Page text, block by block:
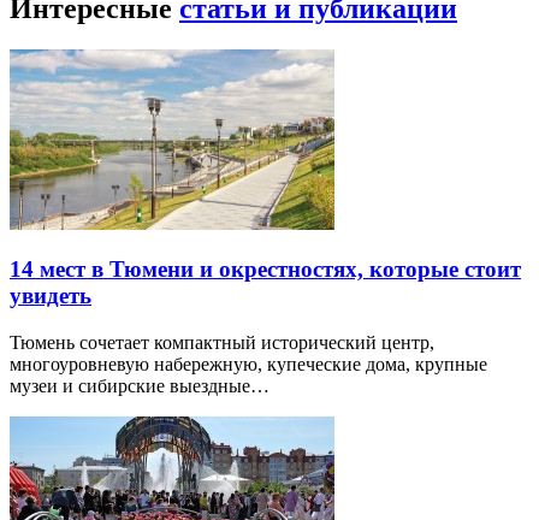
Интересные статьи и публикации
14 мест в Тюмени и окрестностях, которые стоит
увидеть
Тюмень сочетает компактный исторический центр,
многоуровневую набережную, купеческие дома, крупные
музеи и сибирские выездные…